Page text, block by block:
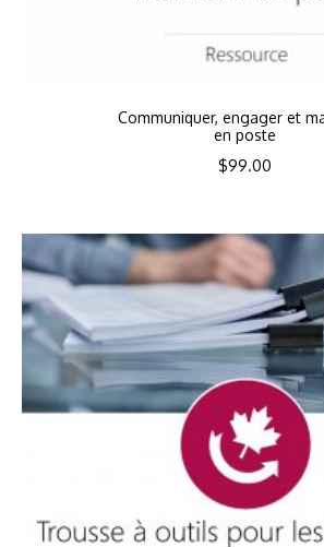
Communiquer, engager et
en poste
$99.00